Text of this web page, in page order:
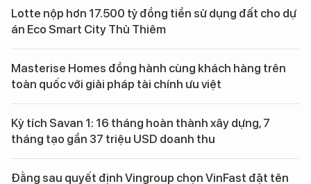
Lotte nộp hơn 17.500 tỷ đồng tiền sử dụng đất cho dự
án Eco Smart City Thủ Thiêm
Masterise Homes đồng hành cùng khách hàng trên
toàn quốc với giải pháp tài chính ưu việt
Kỳ tích Savan 1: 16 tháng hoàn thành xây dựng, 7
tháng tạo gần 37 triệu USD doanh thu
Đằng sau quyết định Vingroup chọn VinFast đặt tên